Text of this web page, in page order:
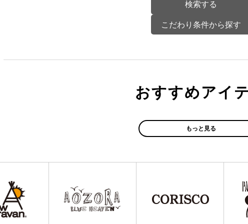
こだわり条件から探す
おすすめアイ
もっと見る